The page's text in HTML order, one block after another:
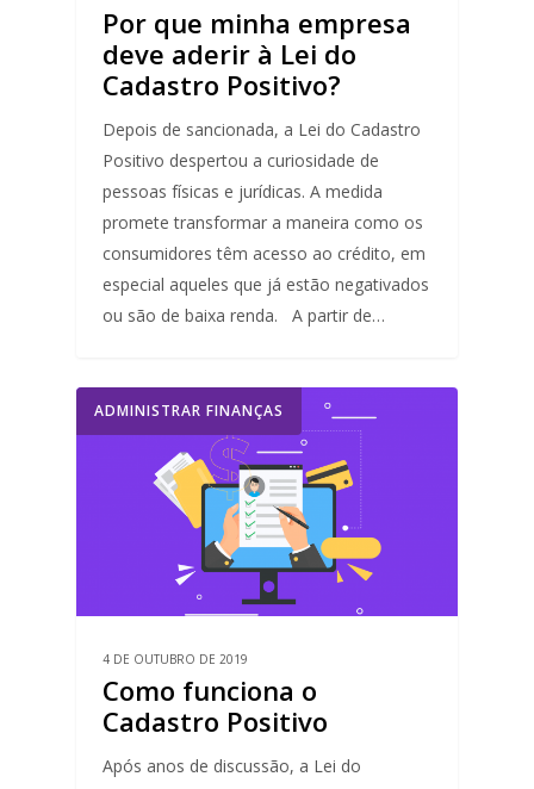
Por que minha empresa
deve aderir à Lei do
Cadastro Positivo?
Depois de sancionada, a Lei do Cadastro
Positivo despertou a curiosidade de
pessoas físicas e jurídicas. A medida
promete transformar a maneira como os
consumidores têm acesso ao crédito, em
especial aqueles que já estão negativados
ou são de baixa renda. A partir de…
ADMINISTRAR FINANÇAS
4 DE OUTUBRO DE 2019
Como funciona o
Cadastro Positivo
Após anos de discussão, a Lei do